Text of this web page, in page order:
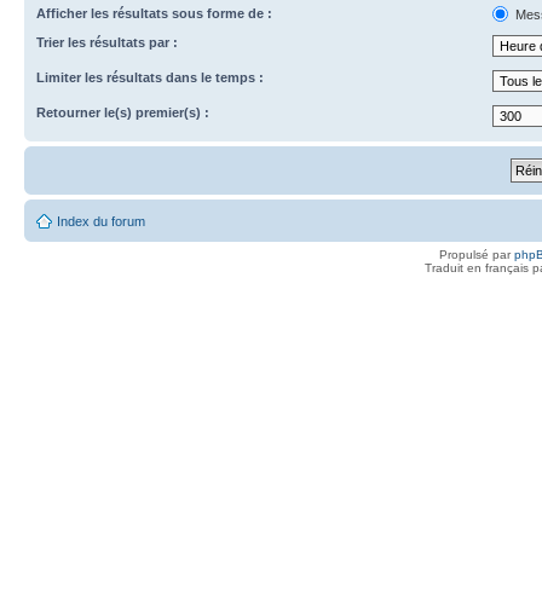
Afficher les résultats sous forme de :
Trier les résultats par :
Limiter les résultats dans le temps :
Retourner le(s) premier(s) :
Index du forum
Propulsé par
Traduit en français